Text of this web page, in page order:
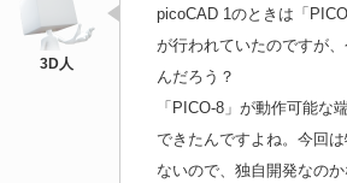
picoCAD 1のときは「
が行われていたのですが
んだろう？
「PICO-8」が動作可能な
できたんですよね。今回
ないので、独自開発なのか